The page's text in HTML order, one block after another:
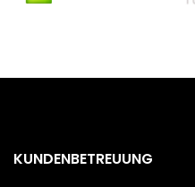
KUNDENBETREUUNG